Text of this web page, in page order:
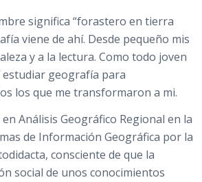
significa “forastero en tierra
viene de ahí. Desde pequeño mis
y a la lectura. Como todo joven
estudiar geografía para
los que me transformaron a mi.
Análisis Geográfico Regional en la
de Información Geográfica por la
consciente de que la
social de unos conocimientos